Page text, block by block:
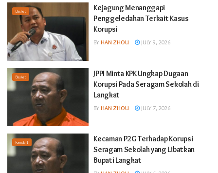
Basket
Kejagung Menanggapi
Penggeledahan Terkait Kasus
Korupsi
BY HAN ZHOU JULY 9, 2026
Basket
JPPI Minta KPK Ungkap Dugaan
Korupsi Pada Seragam Sekolah di
Langkat
BY HAN ZHOU JULY 7, 2026
Formula 1
Kecaman P2G Terhadap Korupsi
Seragam Sekolah yang Libatkan
Bupati Langkat